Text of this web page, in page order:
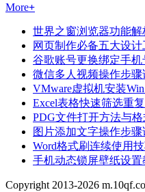
More+
世界之窗浏览器功能
网页制作必备五大设
谷歌账号更换绑定手机
微信多人视频操作步骤
VMware虚拟机安装
Excel表格快速筛选重
PDG文件打开方法与
图片添加文字操作步骤
Word格式刷连续使用
手机动态锁屏壁纸设置
Copyright 2013-2026